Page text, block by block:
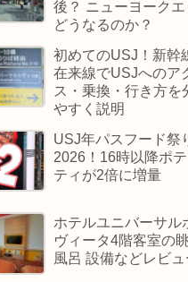
後？ ニューヨークエ
どうなるのか？
初めてのUSJ！新幹
在来線でUSJへのア
ス・乗換・行き方を
やすく説明
USJ年パスフード祭
2026！16時以降ポ
ティが2倍に増量
ホテルユニバーサル
ヴィータ4階客室の
風呂 設備などレビュ